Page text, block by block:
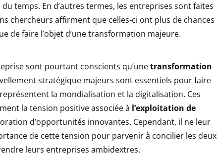
temps. En d’autres termes, les entreprises sont faites
chercheurs affirment que celles-ci ont plus de chances
de faire l’objet d’une transformation majeure.
sont pourtant conscients qu’unetransformation
stratégique majeurs sont essentiels pour faire
la mondialisation et la digitalisation. Ces
la tension positive associée à l’exploitation de
d’opportunités innovantes. Cependant, il ne leur
de cette tension pour parvenir à concilier les deux
leurs entreprises ambidextres.